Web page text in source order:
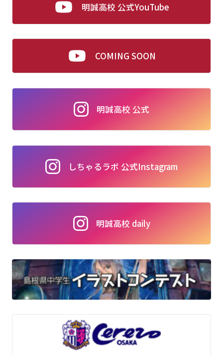
明誠高校 公式YouTube
COMING SOON
明誠高校 公式
しちゃるラボ 公式Instagram
明誠高校 daily